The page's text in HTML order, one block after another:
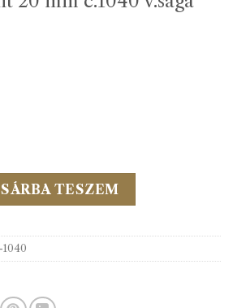
c.1040 v.sága mennyiség
TESZEM